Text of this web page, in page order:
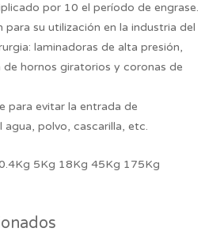
por 10 el período de engrase.
su utilización en la industria del
laminadoras de alta presión,
hornos giratorios y coronas de
para evitar la entrada de
polvo, cascarilla, etc.
5Kg 18Kg 45Kg 175Kg